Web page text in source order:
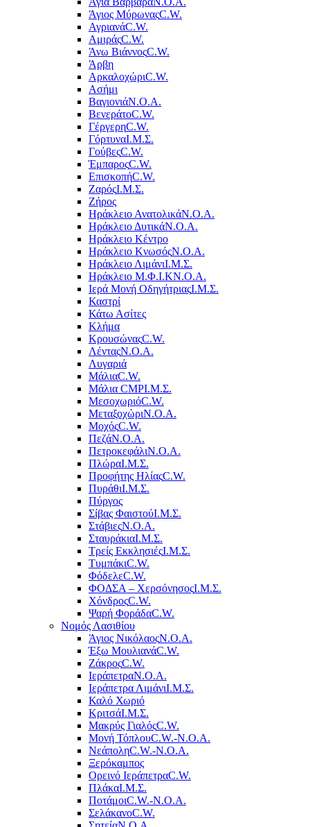
Άγιος ΜύρωναςC.W.
ΑγριανάC.W.
ΑμιράςC.W.
Άνω ΒιάννοςC.W.
Άρβη
ΑρκαλοχώριC.W.
Ασήμι
ΒαγιονιάΝ.Ο.Α.
ΒενεράτοC.W.
ΓέργερηC.W.
ΓόρτυναΙ.Μ.Σ.
ΓούβεςC.W.
ΈμπαροςC.W.
ΕπισκοπήC.W.
ΖαρόςΙ.Μ.Σ.
Ζήρος
Ηράκλειο ΑνατολικάΝ.Ο.Α.
Ηράκλειο ΔυτικάΝ.Ο.Α.
Ηράκλειο Κέντρο
Ηράκλειο ΚνωσόςΝ.Ο.Α.
Ηράκλειο ΛιμάνιΙ.Μ.Σ.
Ηράκλειο Μ.Φ.Ι.ΚΝ.Ο.Α.
Ιερά Μονή ΟδηγήτριαςΙ.Μ.Σ.
Καστρί
Κάτω Ασίτες
Κλήμα
ΚρουσώναςC.W.
ΛένταςΝ.Ο.Α.
Λυγαριά
ΜάλιαC.W.
Μάλια CMPΙ.Μ.Σ.
ΜεσοχωριόC.W.
ΜεταξοχώριΝ.Ο.Α.
ΜοχόςC.W.
ΠεζάΝ.Ο.Α.
ΠετροκεφάλιΝ.Ο.Α.
ΠλώραΙ.Μ.Σ.
Προφήτης ΗλίαςC.W.
ΠυράθιΙ.Μ.Σ.
Πύργος
Σίβας ΦαιστούΙ.Μ.Σ.
ΣτάβιεςΝ.Ο.Α.
ΣταυράκιαΙ.Μ.Σ.
Τρείς ΕκκλησιέςΙ.Μ.Σ.
ΤυμπάκιC.W.
ΦόδελεC.W.
ΦΟΔΣΑ – ΧερσόνησοςΙ.Μ.Σ.
ΧόνδροςC.W.
Ψαρή ΦοράδαC.W.
Νομός Λασιθίου
Άγιος ΝικόλαοςΝ.Ο.Α.
Έξω ΜουλιανάC.W.
ΖάκροςC.W.
ΙεράπετραΝ.Ο.Α.
Ιεράπετρα ΛιμάνιΙ.Μ.Σ.
Καλό Χωριό
ΚριτσάΙ.Μ.Σ.
Μακρύς ΓιαλόςC.W.
Μονή ΤόπλουC.W.-Ν.Ο.Α.
ΝεάποληC.W.-Ν.Ο.Α.
Ξερόκαμπος
Ορεινό ΙεράπετραC.W.
ΠλάκαΙ.Μ.Σ.
ΠοτάμοιC.W.-Ν.Ο.Α.
ΣελάκανοC.W.